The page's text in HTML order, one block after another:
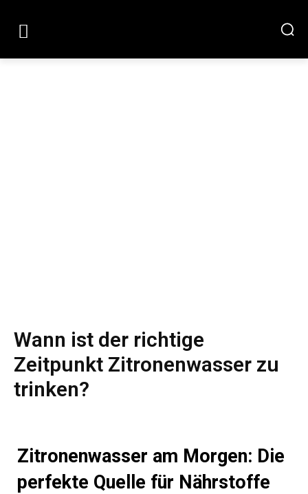
Wann ist der richtige
Zeitpunkt Zitronenwasser zu
trinken?
Zitronenwasser am Morgen: Die
perfekte Quelle für Nährstoffe